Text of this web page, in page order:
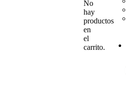
No
hay
productos
en
el
carrito.